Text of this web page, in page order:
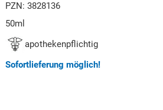
PZN: 3828136
50ml
apothekenpflichtig
Sofortlieferung möglich!